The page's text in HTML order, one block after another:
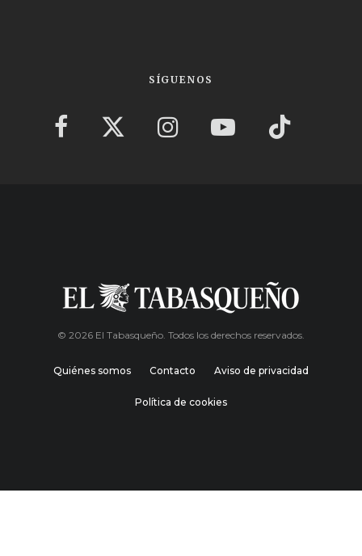
SÍGUENOS
© 2026 El Tabasqueño. Todos los derechos reservados.
Quiénes somos Contacto Aviso de privacidad
Política de cookies